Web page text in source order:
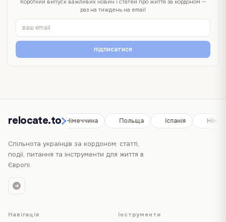
Короткий випуск важливих новин і статей про життя за кордоном —
раз на тиждень на email
підписатися
relocate.to
Іспанія Німеччина Польща Іспанія
Спільнота українців за кордоном: статті,
події, питання та інструменти для життя в
Європі.
Навігація Інструменти